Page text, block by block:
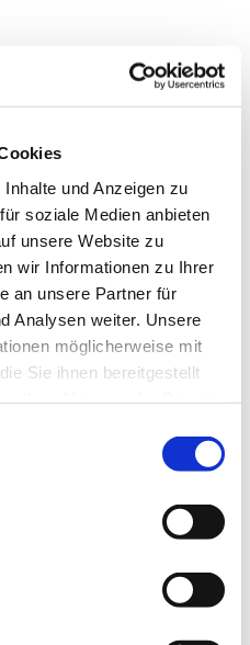
und Anzeigen zu
soziale Medien anbieten
unsere Website zu
wir Informationen zu Ihrer
an unsere Partner für
Analysen weiter. Unsere
möglicherweise mit
Sie ihnen bereitgestellt
Sie auch